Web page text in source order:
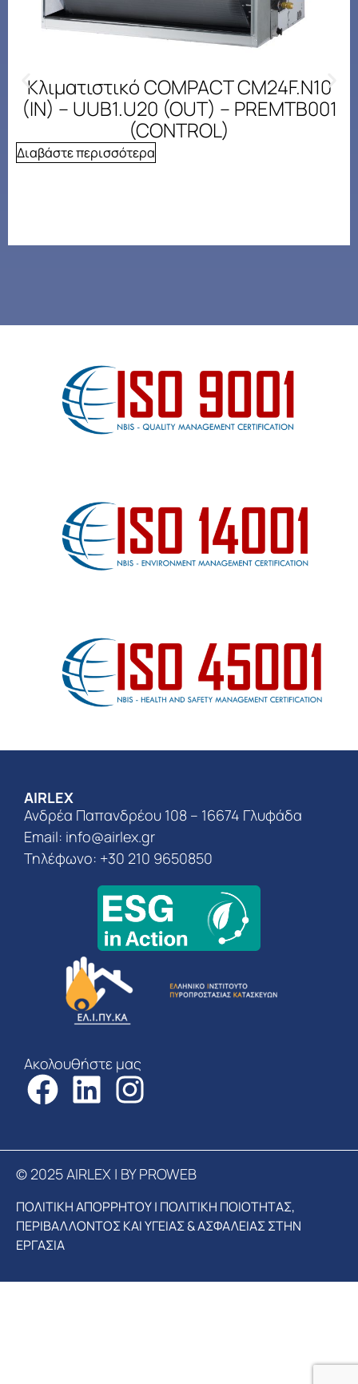
Κλιματιστικό COMPACT CM24F.N10
(IN) – UUB1.U20 (OUT) – PREMTB001
(CONTROL)
Διαβάστε περισσότερα
AIRLEX
Ανδρέα Παπανδρέου 108 – 16674 Γλυφάδα
Email: info@airlex.gr
Τηλέφωνο: +30 210 9650850
Ακολουθήστε μας
© 2025 AIRLEX | BY PROWEB
ΠΟΛΙΤΙΚΗ ΑΠΟΡΡΗΤΟΥ| ΠΟΛΙΤΙΚΗ ΠΟΙΟΤΗΤΑΣ,
ΠΕΡΙΒΑΛΛΟΝΤΟΣ ΚΑΙ ΥΓΕΙΑΣ & ΑΣΦΑΛΕΙΑΣ ΣΤΗΝ
ΕΡΓΑΣΙΑ